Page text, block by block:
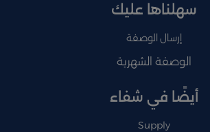
سهلناها عليك
إرسال الوصفة
الوصفة الشهرية
أيضًا في شفاء
Supply